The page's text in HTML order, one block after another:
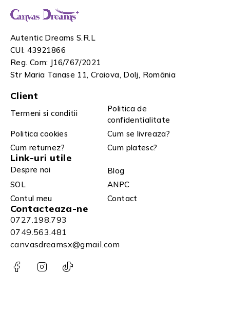
Autentic Dreams S.R.L
CUI: 43921866
Reg. Com: J16/767/2021
Str Maria Tanase 11, Craiova, Dolj, România
Client
Termeni si conditii
Politica de
confidentialitate
Politica cookies
Cum se livreaza?
Cum returnez?
Cum platesc?
Link-uri utile
Despre noi
Blog
SOL
ANPC
Contul meu
Contact
Contacteaza-ne
0727.198.793
0749.563.481
canvasdreamsx@gmail.com